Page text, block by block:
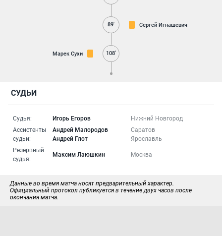
89' Сергей Игнашевич
Марек Сухи 108'
СУДЬИ
Судья: Игорь Егоров
Нижний Новгород
Ассистенты
судьи:
Андрей Малородов
Саратов
Андрей Глот
Ярославль
Резервный
судья:
Максим Лаюшкин Москва
Данные во время матча носят предварительный характер.
Официальный протокол публикуется в течение двух часов после
окончания матча.